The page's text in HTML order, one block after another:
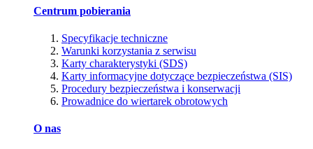
Centrum pobierania
Specyfikacje techniczne
Warunki korzystania z serwisu
Karty charakterystyki (SDS)
Karty informacyjne dotyczące bezpieczeństwa (SIS)
Procedury bezpieczeństwa i konserwacji
Prowadnice do wiertarek obrotowych
O nas